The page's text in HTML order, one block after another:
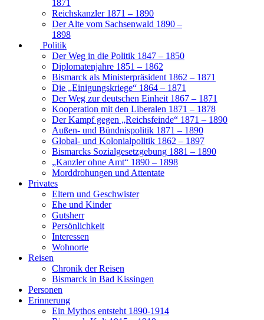
1871
Reichskanzler 1871 – 1890
Der Alte vom Sachsenwald 1890 –
1898
Politik
Der Weg in die Politik 1847 – 1850
Diplomatenjahre 1851 – 1862
Bismarck als Ministerpräsident 1862 – 1871
Die „Einigungskriege“ 1864 – 1871
Der Weg zur deutschen Einheit 1867 – 1871
Kooperation mit den Liberalen 1871 – 1878
Der Kampf gegen „Reichsfeinde“ 1871 – 1890
Außen- und Bündnispolitik 1871 – 1890
Global- und Kolonialpolitik 1862 – 1897
Bismarcks Sozialgesetzgebung 1881 – 1890
„Kanzler ohne Amt“ 1890 – 1898
Morddrohungen und Attentate
Privates
Eltern und Geschwister
Ehe und Kinder
Gutsherr
Persönlichkeit
Interessen
Wohnorte
Reisen
Chronik der Reisen
Bismarck in Bad Kissingen
Personen
Erinnerung
Ein Mythos entsteht 1890-1914